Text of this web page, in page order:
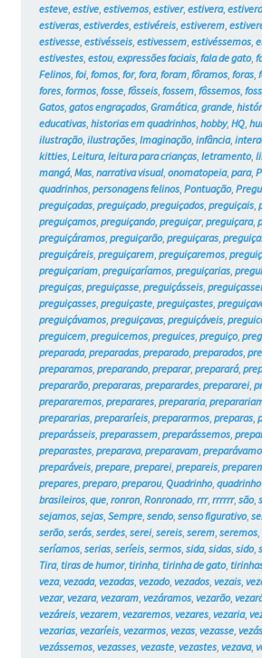
esteve, estive, estivemos, estiver, estivera,
estiveras, estiverdes, estivéreis, estiverem,
estivesse, estivésseis, estivessem, estivéssemos,
estivestes, estou, expressões faciais, fala de gato,
Felinos, foi, fomos, for, fora, foram, fôramos, foras,
fores, formos, fosse, fôsseis, fossem, fôssemos,
Gatos, gatos engraçados, Gramática, grande,
educativas, historias em quadrinhos, hobby, HQ,
ilustração, ilustrações, Imaginação, infância,
kitties, Leitura, leitura para crianças, letramento,
mangá, Mas, narrativa visual, onomatopeia, para,
quadrinhos, personagens felinos, Pontuação,
preguiçadas, preguiçado, preguiçados, preguiçais,
preguiçamos, preguiçando, preguiçar, preguiçara,
preguiçáramos, preguiçarão, preguiçaras,
preguiçáreis, preguiçarem, preguiçaremos,
preguiçariam, preguiçaríamos, preguiçarias,
preguiças, preguiçasse, preguiçásseis,
preguiçasses, preguiçaste, preguiçastes,
preguiçávamos, preguiçavas, preguiçáveis,
preguicem, preguicemos, preguices, preguiço,
preparada, preparadas, preparado, preparados,
preparamos, preparando, preparar, preparará,
prepararão, prepararas, preparardes, prepararei,
prepararemos, preparares, prepararia,
prepararias, prepararíeis, prepararmos, preparas,
preparásseis, preparassem, preparássemos,
preparastes, preparava, preparavam,
preparáveis, prepare, preparei, prepareis,
prepares, preparo, preparou, Quadrinho,
brasileiros, que, ronron, Ronronado, rrr, rrrrrr, são,
sejamos, sejas, Sempre, sendo, senso figurativo,
serão, serás, serdes, serei, sereis, serem, seremos,
seríamos, serias, seríeis, sermos, sida, sidas, sido,
Tira, tiras de humor, tirinha, tirinha de gato,
veza, vezada, vezadas, vezado, vezados, vezais,
vezar, vezara, vezaram, vezáramos, vezarão,
vezáreis, vezarem, vezaremos, vezares, vezaria,
vezarias, vezaríeis, vezarmos, vezas, vezasse,
vezássemos, vezasses, vezaste, vezastes, vezava,